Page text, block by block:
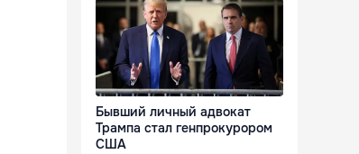
Бывший личный адвокат
Трампа стал генпрокурором
США